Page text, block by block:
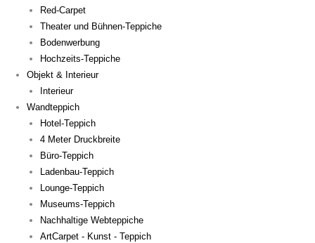
Red-Carpet
Theater und Bühnen-Teppiche
Bodenwerbung
Hochzeits-Teppiche
Objekt & Interieur
Interieur
Wandteppich
Hotel-Teppich
4 Meter Druckbreite
Büro-Teppich
Ladenbau-Teppich
Lounge-Teppich
Museums-Teppich
Nachhaltige Webteppiche
ArtCarpet - Kunst - Teppich